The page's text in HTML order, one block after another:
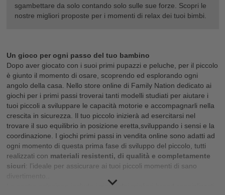
sgambettare da solo contando solo sulle sue forze. Scopri le
nostre migliori proposte per i momenti di relax dei tuoi bimbi.
Un gioco per ogni passo del tuo bambino
Dopo aver giocato con i suoi primi pupazzi e peluche, per il piccolo
è giunto il momento di osare, scoprendo ed esplorando ogni
angolo della casa. Nello store online di Family Nation dedicato ai
giochi per i primi passi troverai tanti modelli studiati per aiutare i
tuoi piccoli a sviluppare le capacità motorie e accompagnarli nella
crescita in sicurezza. Il tuo piccolo inizierà ad esercitarsi nel
trovare il suo equilibrio in posizione eretta,sviluppando i sensi e la
coordinazione. I giochi primi passi in vendita online sono adatti ad
ogni momento di questa prima fase di sviluppo del piccolo, tutti
realizzati con materiali resistenti, di qualità e completamente
sicuri: l’ideale per assicurare ai tuoi piccoli momenti di sano
La nostra selezione include i giochi dei migliori brand specializzati